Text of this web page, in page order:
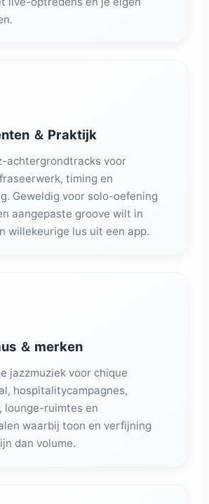
＆ Praktijk
achtergrondtracks voor
timing en
Geweldig voor solo-oefening
aangepaste groove wilt in
willekeurige lus uit een app.
＆ merken
jazzmuziek voor chique
hospitalitycampagnes,
lounge-ruimtes en
waarbij toon en verfijning
dan volume.